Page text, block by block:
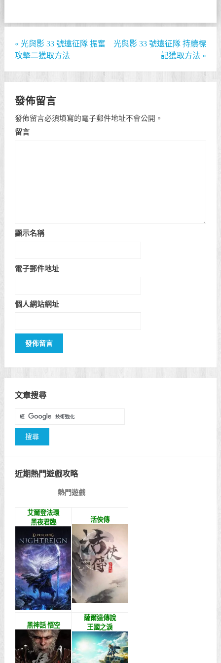
« 光與影 33 號遠征隊 振奮
攻擊二獲取方法
光與影 33 號遠征隊 持續標
記獲取方法 »
發佈留言
發佈留言必須填寫的電子郵件地址不會公開。
留言
顯示名稱
電子郵件地址
個人網站網址
文章搜尋
近期熱門遊戲攻略
熱門遊戲
艾爾登法環
黑夜君臨
活俠傳
黑神話 悟空
薩爾達傳說
王國之淚